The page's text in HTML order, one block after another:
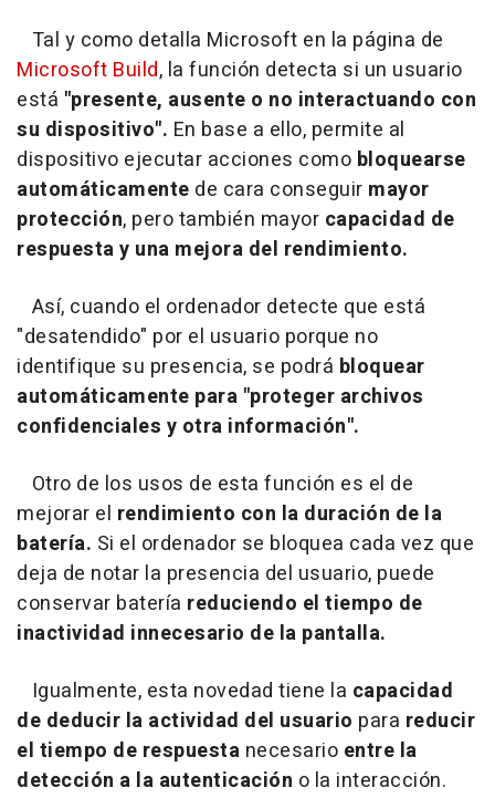
Tal y como detalla Microsoft en la página de
Microsoft Build, la función detecta si un usuario
está "presente, ausente o no interactuando con
su dispositivo". En base a ello, permite al
dispositivo ejecutar acciones como bloquearse
automáticamente de cara conseguir mayor
protección, pero también mayor capacidad de
respuesta y una mejora del rendimiento.
Así, cuando el ordenador detecte que está
"desatendido" por el usuario porque no
identifique su presencia, se podrá bloquear
automáticamente para "proteger archivos
confidenciales y otra información".
Otro de los usos de esta función es el de
mejorar el rendimiento con la duración de la
batería. Si el ordenador se bloquea cada vez que
deja de notar la presencia del usuario, puede
conservar batería reduciendo el tiempo de
inactividad innecesario de la pantalla.
Igualmente, esta novedad tiene la capacidad
de deducir la actividad del usuario para reducir
el tiempo de respuesta necesario entre la
detección a la autenticación o la interacción.